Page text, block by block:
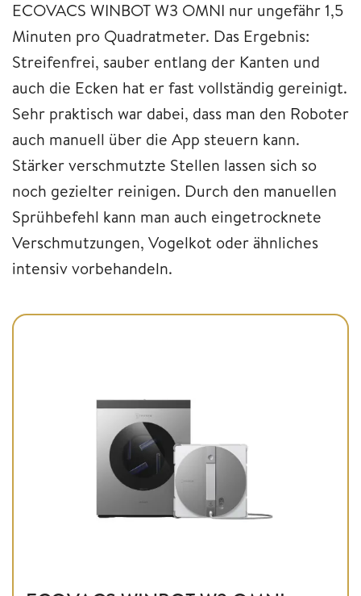
ECOVACS WINBOT W3 OMNI nur ungefähr 1,5
Minuten pro Quadratmeter. Das Ergebnis:
Streifenfrei, sauber entlang der Kanten und
auch die Ecken hat er fast vollständig gereinigt.
Sehr praktisch war dabei, dass man den Roboter
auch manuell über die App steuern kann.
Stärker verschmutzte Stellen lassen sich so
noch gezielter reinigen. Durch den manuellen
Sprühbefehl kann man auch eingetrocknete
Verschmutzungen, Vogelkot oder ähnliches
intensiv vorbehandeln.